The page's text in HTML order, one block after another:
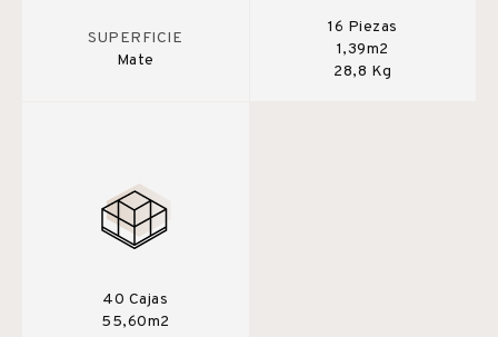
SUPERFICIE
Mate
16 Piezas
1,39m2
28,8 Kg
40 Cajas
55,60m2